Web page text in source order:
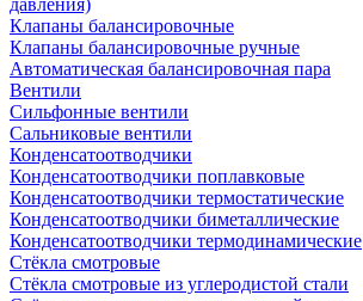
давления)
Клапаны балансировочные
Клапаны балансировочные ручные
Автоматическая балансировочная пара
Вентили
Сильфонные вентили
Сальниковые вентили
Конденсатоотводчики
Конденсатоотводчики поплавковые
Конденсатоотводчики термостатические
Конденсатоотводчики биметаллические
Конденсатоотводчики термодинамические
Стёкла смотровые
Стёкла смотровые из углеродистой стали